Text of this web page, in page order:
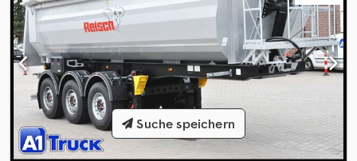
Dunlop Bereifung * Manometer * Rollplane 900g/m²
Haftungsausschluss: Änderungen, Zwischenverkauf und Irrtümer
vorbehalten Weitere Bilder und Videos finden Sie bei uns auf
unserer Homepage. Unser umfangreicher Service umfasst z.B.: *
Ankauf / Verkauf / Vermietung von Nutzfahrzeugen * Schnelle
unkomplizierte Finanzierungen * Beantragen aller (Export-)
Dokumente * Bestellung von Exportkennzeichen /
Zollkennzeichen * Fahrzeugaufbereitung: Neue Planen,
Beschriftungen, Lackierungen etc. * Professionelle Verladung /
Suche speichern